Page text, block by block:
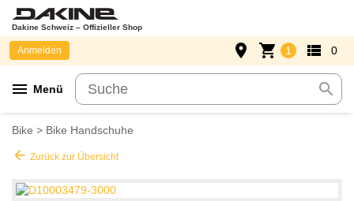
Dakine Schweiz – Offizieller Shop
menu Menü search
Anmelden place shopping_cart 1 view_list 0
Bike > Bike Handschuhe
arrow_back Zurück zur Übersicht